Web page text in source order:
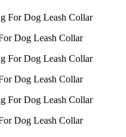
Dog Leash Collar
Dog Leash Collar
Dog Leash Collar